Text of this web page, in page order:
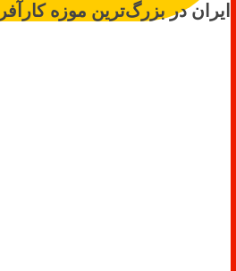
ایران در بزرگ‌ترین موزه